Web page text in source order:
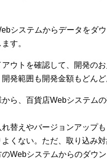
システムからデータをダ
す。
アウトを確認して、開発の
開発範囲も開発金額もどん
から、百貨店Webシステム
れ替えやバージョンアップ
くない。ただ、取り込み
のWebシステムからのダウ